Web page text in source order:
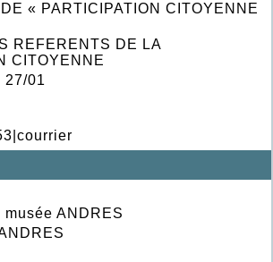
« PARTICIPATION CITOYENNE
REFERENTS DE LA
CITOYENNE
27/01
musée ANDRES